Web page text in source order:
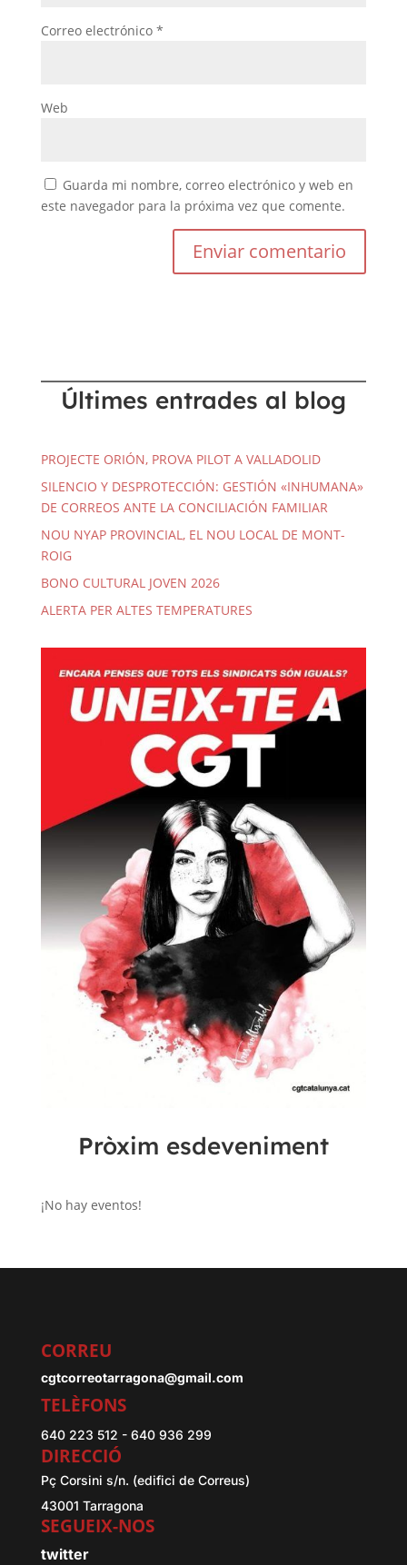
Correo electrónico *
Web
Guarda mi nombre, correo electrónico y web en
este navegador para la próxima vez que comente.
Últimes entrades al blog
PROJECTE ORIÓN, PROVA PILOT A VALLADOLID
SILENCIO Y DESPROTECCIÓN: GESTIÓN «INHUMANA»
DE CORREOS ANTE LA CONCILIACIÓN FAMILIAR
NOU NYAP PROVINCIAL, EL NOU LOCAL DE MONT-
ROIG
BONO CULTURAL JOVEN 2026
ALERTA PER ALTES TEMPERATURES
Pròxim esdeveniment
¡No hay eventos!
CORREU
cgtcorreotarragona@gmail.com
TELÈFONS
640 223 512 - 640 936 299
DIRECCIÓ
Pç Corsini s/n. (edifici de Correus)
43001 Tarragona
SEGUEIX-NOS
twitter